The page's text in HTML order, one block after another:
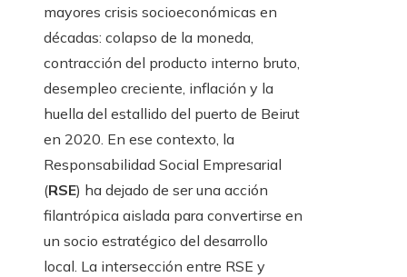
mayores crisis socioeconómicas en
décadas: colapso de la moneda,
contracción del producto interno bruto,
desempleo creciente, inflación y la
huella del estallido del puerto de Beirut
en 2020. En ese contexto, la
Responsabilidad Social Empresarial
(RSE) ha dejado de ser una acción
filantrópica aislada para convertirse en
un socio estratégico del desarrollo
local. La intersección entre RSE y